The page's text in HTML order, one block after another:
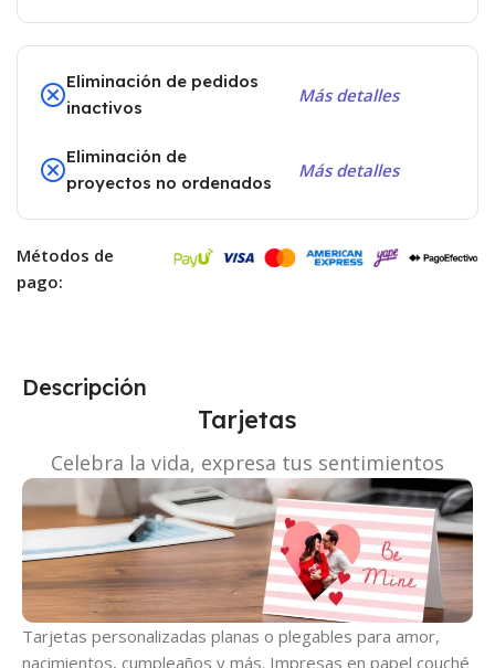
Eliminación de pedidos
inactivos
Más detalles
Eliminación de
proyectos no ordenados
Más detalles
Métodos de
pago:
Descripción
Tarjetas
Celebra la vida, expresa tus sentimientos
Tarjetas personalizadas planas o plegables para amor,
nacimientos, cumpleaños y más. Impresas en papel couché